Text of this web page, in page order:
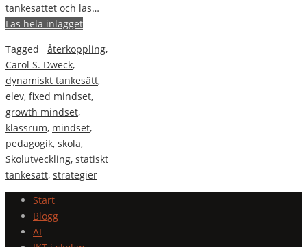
tankesättet och läs…
Läs hela inlägget
Tagged
återkoppling,
Carol S. Dweck,
dynamiskt tankesätt,
elev, fixed mindset,
growth mindset,
klassrum, mindset,
pedagogik, skola,
Skolutveckling, statiskt
tankesätt, strategier
Start
Blogg
AI